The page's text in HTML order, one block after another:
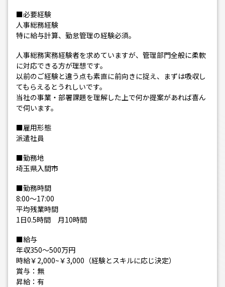
■必要経験
人事総務経験
特に給与計算、勤怠管理の経験必須。
人事総務実務経験者を求めていますが、管理部門全般に柔軟
に対応できる方が理想です。
以前のご経験と違う点も素直に前向きに捉え、まずは吸収し
てもらえるとうれしいです。
当社の事業・部署課題を理解した上で何か提案があれば喜ん
で伺います。
■雇用形態
派遣社員
■勤務地
埼玉県入間市
■勤務時間
8:00～17:00
平均残業時間
1日0.5時間 月10時間
■給与
年収350～500万円
時給￥2,000~￥3,000（経験とスキルに応じ決定）
賞与：無
昇給：有